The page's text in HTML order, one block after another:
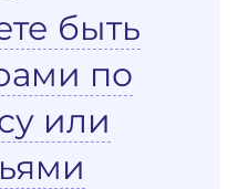
быть
по
или